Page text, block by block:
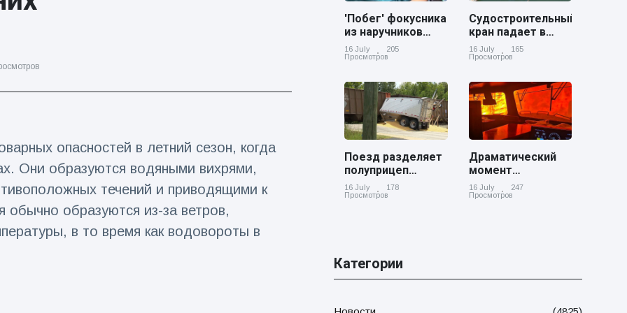
опасностей в летний сезон, когда
Они образуются водяными вихрями,
течений и приводящими к
обычно образуются из-за ветров,
в то время как водовороты в
'Побег' фокусника
из наручников
вызвал смех у
аудитории
16 July
205
Просмотров
Судостроительный
кран падает в
реку Купер возле
Чарльстона
16 July
165
Просмотров
Поезд разделяет
полуприцеп
пополам на
железнодорожном
16 July
178
Просмотров
Драматический
момент
канадский
грузовой поезд
16 July
247
Просмотров
Категории